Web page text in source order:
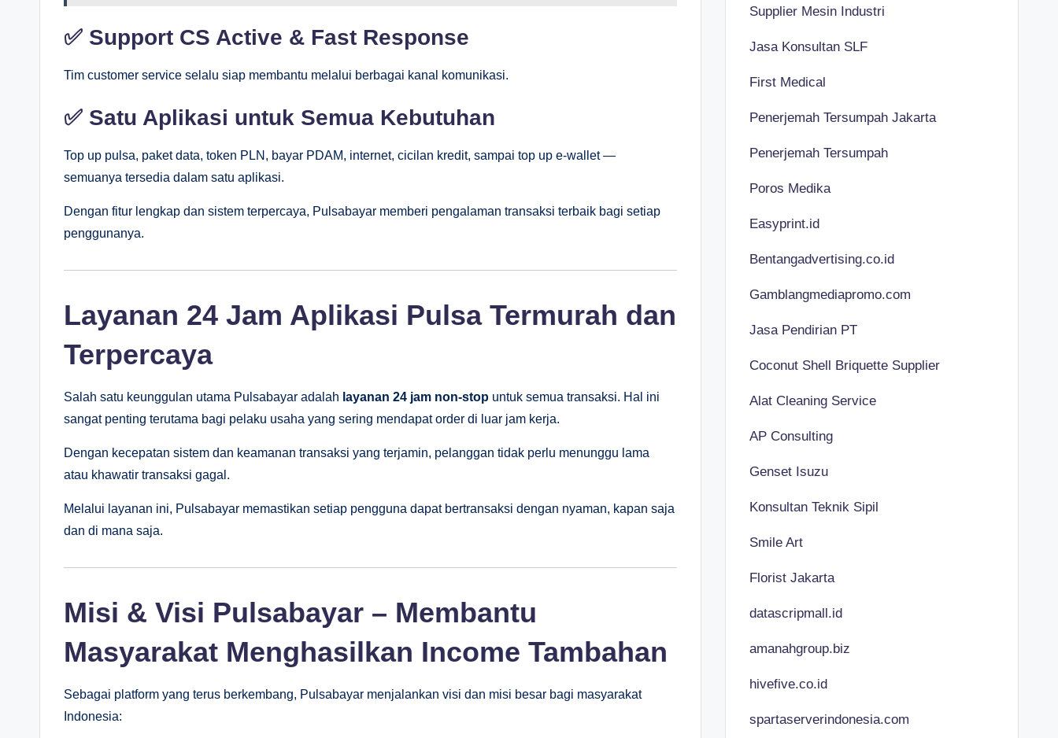
✅ Support CS Active & Fast Response
Tim customer service selalu siap membantu melalui berbagai kanal komunikasi.
✅ Satu Aplikasi untuk Semua Kebutuhan
Top up pulsa, paket data, token PLN, bayar PDAM, internet, cicilan kredit, sampai top up e-wallet —
semuanya tersedia dalam satu aplikasi.
Dengan fitur lengkap dan sistem terpercaya, Pulsabayar memberi pengalaman transaksi terbaik bagi setiap
penggunanya.
Layanan 24 Jam Aplikasi Pulsa Termurah dan
Terpercaya
Salah satu keunggulan utama Pulsabayar adalah layanan 24 jam non-stop untuk semua transaksi. Hal ini
sangat penting terutama bagi pelaku usaha yang sering mendapat order di luar jam kerja.
Dengan kecepatan sistem dan keamanan transaksi yang terjamin, pelanggan tidak perlu menunggu lama
atau khawatir transaksi gagal.
Melalui layanan ini, Pulsabayar memastikan setiap pengguna dapat bertransaksi dengan nyaman, kapan saja
dan di mana saja.
Misi & Visi Pulsabayar – Membantu
Masyarakat Menghasilkan Income Tambahan
Sebagai platform yang terus berkembang, Pulsabayar menjalankan visi dan misi besar bagi masyarakat
Indonesia:
Supplier Mesin Industri
Jasa Konsultan SLF
First Medical
Penerjemah Tersumpah Jakarta
Penerjemah Tersumpah
Poros Medika
Easyprint.id
Bentangadvertising.co.id
Gamblangmediapromo.com
Jasa Pendirian PT
Coconut Shell Briquette Supplier
Alat Cleaning Service
AP Consulting
Genset Isuzu
Konsultan Teknik Sipil
Smile Art
Florist Jakarta
datascripmall.id
amanahgroup.biz
hivefive.co.id
spartaserverindonesia.com